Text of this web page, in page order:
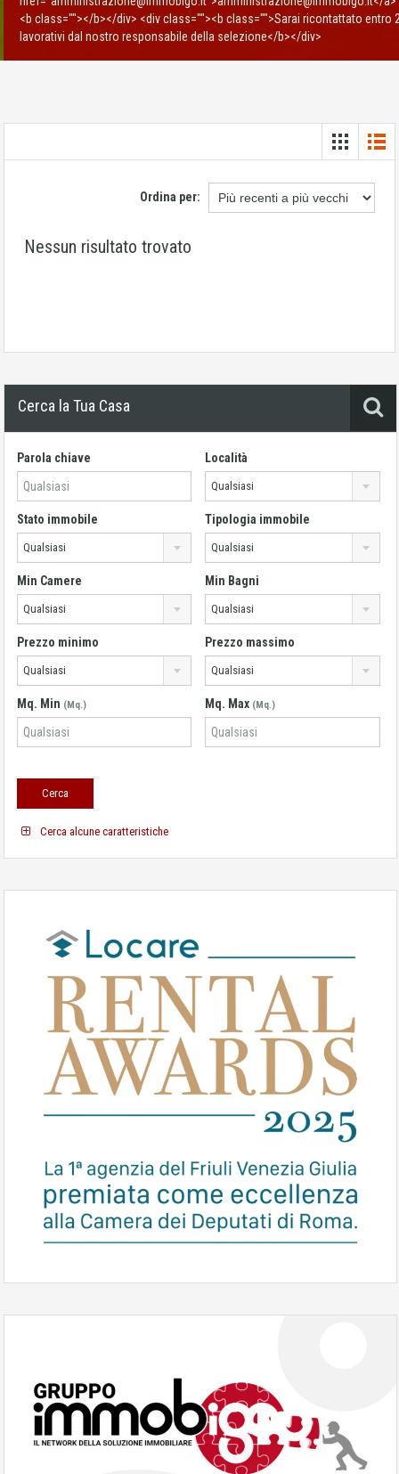
<b class=""></b></div> <div class=""><b class="">Sarai ricontattato entro
lavorativi dal nostro responsabile della selezione</b></div>
Ordina per:
Nessun risultato trovato
Cerca la Tua Casa
Parola chiave Località
Qualsiasi
Stato immobile
Qualsiasi
Tipologia immobile
Qualsiasi
Min Camere
Qualsiasi
Min Bagni
Qualsiasi
Prezzo minimo
Qualsiasi
Prezzo massimo
Qualsiasi
Mq. Min (Mq.) Mq. Max (Mq.)
Cerca alcune caratteristiche